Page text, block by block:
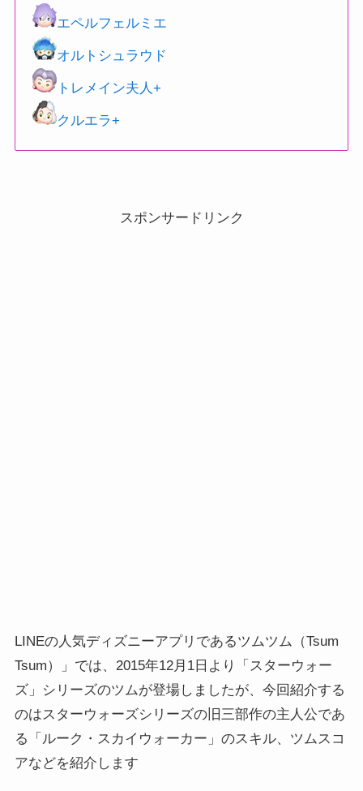
エペルフェルミエ
オルトシュラウド
トレメイン夫人+
クルエラ+
スポンサードリンク
LINEの人気ディズニーアプリであるツムツム（Tsum
Tsum）」では、2015年12月1日より「スターウォー
ズ」シリーズのツムが登場しましたが、今回紹介する
のはスターウォーズシリーズの旧三部作の主人公であ
る「ルーク・スカイウォーカー」のスキル、ツムスコ
アなどを紹介します